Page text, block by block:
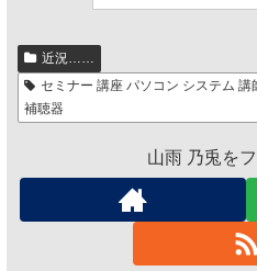
近況……
セミナー 講座 パソコン システム
補聴器
山雨 乃兎を